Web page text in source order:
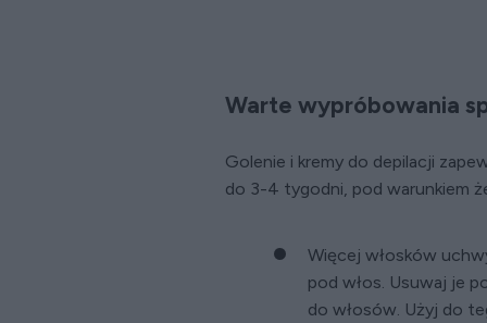
Warte wypróbowania
Golenie i kremy do depilacji
do 3-4 tygodni, pod warunkiem
Więcej włosków
pod włos. Usuwaj je
do włosów. Użyj do